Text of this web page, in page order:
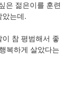
은 젊은이를 훈련
았는데.
참 평범해서 좋
복하게 살았다는